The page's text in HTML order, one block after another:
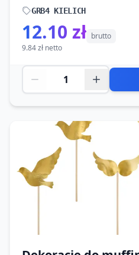
GRB4 KIELICH
12.10 zł brutto
9.84 zł netto